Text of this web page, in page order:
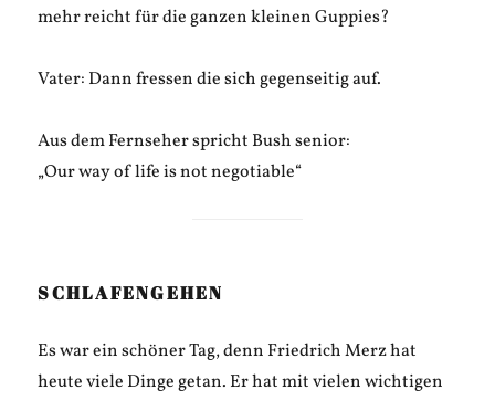
mehr reicht für die ganzen kleinen Guppies?
Vater: Dann fressen die sich gegenseitig auf.
Aus dem Fernseher spricht Bush senior:
„Our way of life is not negotiable“
SCHLAFENGEHEN
Es war ein schöner Tag, denn Friedrich Merz hat
heute viele Dinge getan. Er hat mit vielen wichtigen